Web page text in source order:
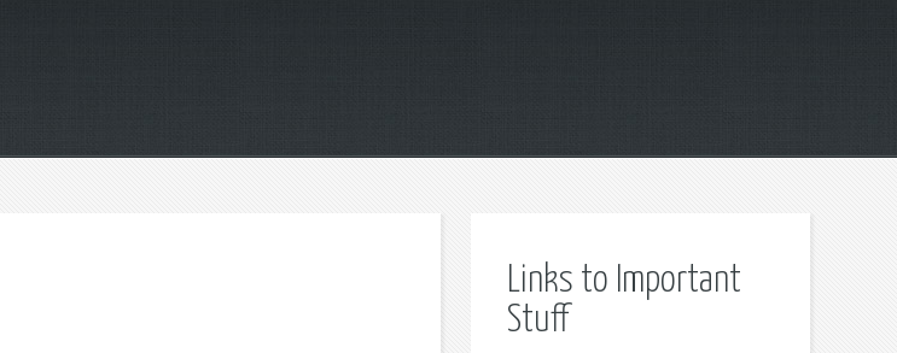
Links to Important
Stuff